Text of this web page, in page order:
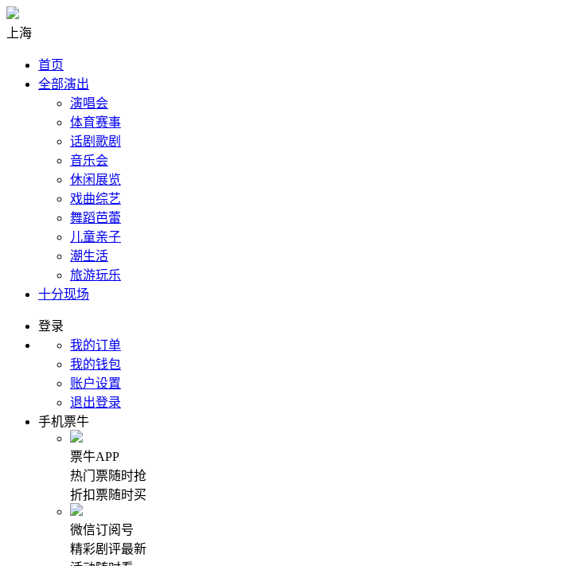
上海
首页
全部演出
演唱会
体育赛事
话剧歌剧
音乐会
休闲展览
戏曲综艺
舞蹈芭蕾
儿童亲子
潮生活
旅游玩乐
十分现场
登录
我的订单
我的钱包
账户设置
退出登录
手机票牛
票牛APP
热门票随时抢
折扣票随时买
微信订阅号
精彩剧评最新